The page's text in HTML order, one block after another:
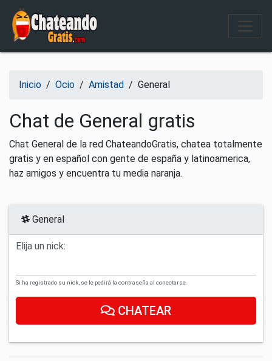
Salir del contenido
Inicio / Ocio / Amistad / General
Chat de General gratis
Chat General de la red ChateandoGratis, chatea totalmente
gratis y en español con gente de españa y latinoamerica,
haz amigos y encuentra tu media naranja.
General
Elija un nick:
Si ha registrado su nick, se le pedirá la contraseña al conectarse.
CHATEAR